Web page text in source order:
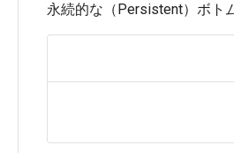
永続的な（Persistent）ボト